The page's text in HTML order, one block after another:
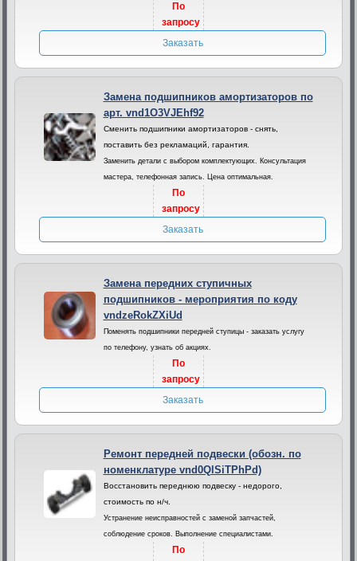
По
запросу
Заказать
Замена подшипников амортизаторов по
арт. vnd1O3VJEhf92
Сменить подшипники амортизаторов - снять,
поставить без рекламаций, гарантия.
Заменить детали с выбором комплектующих. Консультация
мастера, телефонная запись. Цена оптимальная.
По
запросу
Заказать
Замена передних ступичных
подшипников - мероприятия по коду
vndzeRokZXiUd
Поменять подшипники передней ступицы - заказать услугу
по телефону, узнать об акциях.
По
запросу
Заказать
Ремонт передней подвески (обозн. по
номенклатуре vnd0QlSiTPhPd)
Восстановить переднюю подвеску - недорого,
стоимость по н/ч.
Устранение неисправностей с заменой запчастей,
соблюдение сроков. Выполнение специалистами.
По